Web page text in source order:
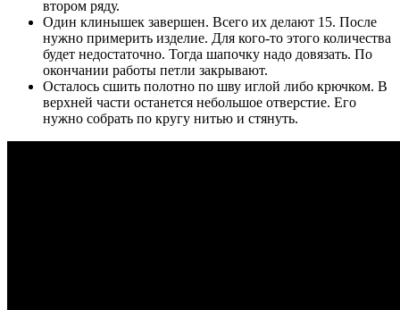
втором ряду.
Один клинышек завершен. Всего их делают 15. После
нужно примерить изделие. Для кого-то этого количества
будет недостаточно. Тогда шапочку надо довязать. По
окончании работы петли закрывают.
Осталось сшить полотно по шву иглой либо крючком. В
верхней части останется небольшое отверстие. Его
нужно собрать по кругу нитью и стянуть.